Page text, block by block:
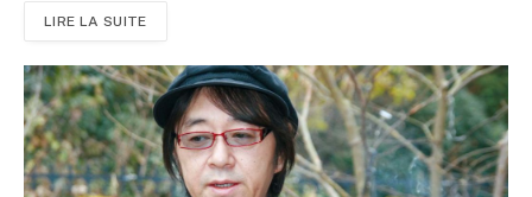
LIRE LA SUITE